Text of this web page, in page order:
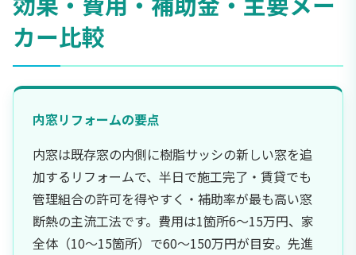
カー比較
内窓リフォームの要点
内窓は既存窓の内側に樹脂サッシの新しい窓を追
加するリフォームで、半日で施工完了・賃貸でも
管理組合の許可を得やすく・補助率が最も高い窓
断熱の主流工法です。費用は1箇所6〜15万円、家
全体（10〜15箇所）で60〜150万円が目安。先進